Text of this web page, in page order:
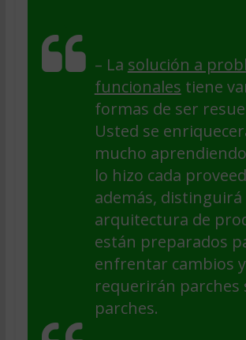
– La solución a
funcionales tiene
formas de ser
Usted se
mucho
lo hizo cada
además, distinguirá
arquitectura de
están preparados
enfrentar cambios
requerirán parches
parches.